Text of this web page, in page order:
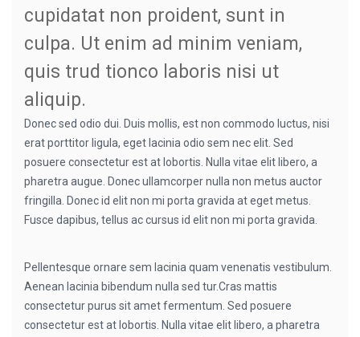
cupidatat non proident, sunt in
culpa. Ut enim ad minim veniam,
quis trud tionco laboris nisi ut
aliquip.
Donec sed odio dui. Duis mollis, est non commodo luctus, nisi
erat porttitor ligula, eget lacinia odio sem nec elit. Sed
posuere consectetur est at lobortis. Nulla vitae elit libero, a
pharetra augue. Donec ullamcorper nulla non metus auctor
fringilla. Donec id elit non mi porta gravida at eget metus.
Fusce dapibus, tellus ac cursus id elit non mi porta gravida.
Pellentesque ornare sem lacinia quam venenatis vestibulum.
Aenean lacinia bibendum nulla sed tur.Cras mattis
consectetur purus sit amet fermentum. Sed posuere
consectetur est at lobortis. Nulla vitae elit libero, a pharetra